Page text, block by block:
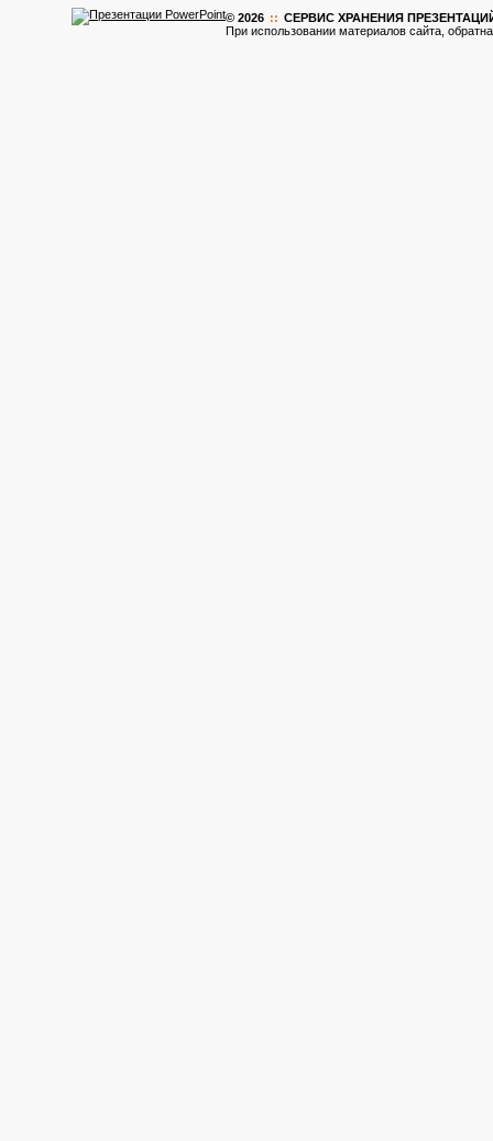
© 2026 :: CЕРВИС ХРАНЕНИЯ ПРЕЗЕНТАЦИЙ
При использовании материалов сайта,